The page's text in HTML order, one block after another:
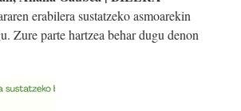
erabilera sustatzeko asmoarekin
Zure parte hartzea behar dugu denon